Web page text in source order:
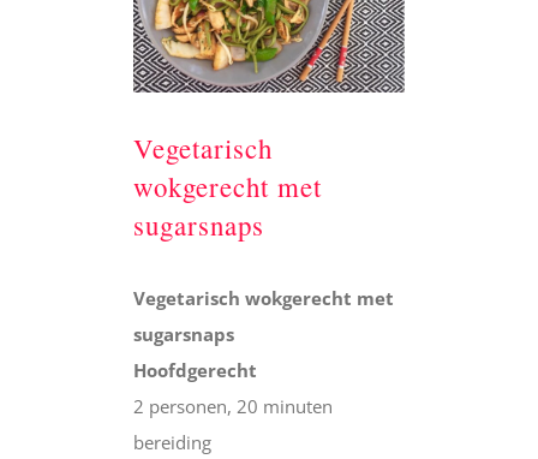
Vegetarisch
wokgerecht met
sugarsnaps
Vegetarisch wokgerecht met
sugarsnaps
Hoofdgerecht
2 personen, 20 minuten
bereiding